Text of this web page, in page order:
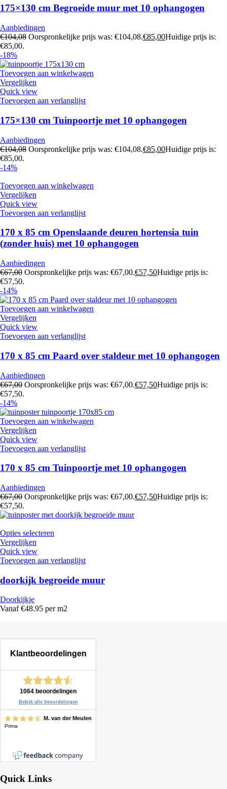
175×130 cm Begroeide muur met 10 ophangogen
Aanbiedingen
€104,08 Oorspronkelijke prijs was: €104,08.€85,00Huidige prijs is:
€85,00.
-18%
Toevoegen aan winkelwagen
Vergelijken
Quick view
Toevoegen aan verlanglijst
175×130 cm Tuinpoortje met 10 ophangogen
Aanbiedingen
€104,08 Oorspronkelijke prijs was: €104,08.€85,00Huidige prijs is:
€85,00.
-14%
Toevoegen aan winkelwagen
Vergelijken
Quick view
Toevoegen aan verlanglijst
170 x 85 cm Openslaande deuren hortensia tuin
(zonder huis) met 10 ophangogen
Aanbiedingen
€67,00 Oorspronkelijke prijs was: €67,00.€57,50Huidige prijs is:
€57,50.
-14%
Toevoegen aan winkelwagen
Vergelijken
Quick view
Toevoegen aan verlanglijst
170 x 85 cm Paard over staldeur met 10 ophangogen
Aanbiedingen
€67,00 Oorspronkelijke prijs was: €67,00.€57,50Huidige prijs is:
€57,50.
-14%
Toevoegen aan winkelwagen
Vergelijken
Quick view
Toevoegen aan verlanglijst
170 x 85 cm Tuinpoortje met 10 ophangogen
Aanbiedingen
€67,00 Oorspronkelijke prijs was: €67,00.€57,50Huidige prijs is:
€57,50.
Opties selecteren
Vergelijken
Quick view
Toevoegen aan verlanglijst
doorkijk begroeide muur
Doorkijkje
Vanaf €48.95 per m2
Quick Links